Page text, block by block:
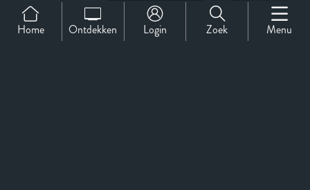
Home Ontdekken Login Zoek Menu